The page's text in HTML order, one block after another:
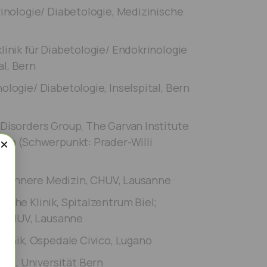
Diabetologie, Medizinische
für Diabetologie/ Endokrinologie
Bern
Diabetologie, Inselspital, Bern
Group, The Garvan Institute
(Schwerpunkt: Prader-Willi
Medizin, CHUV, Lausanne
Klinik, Spitalzentrum Biel;
Lausanne
Ospedale Civico, Lugano
Universität Bern
×